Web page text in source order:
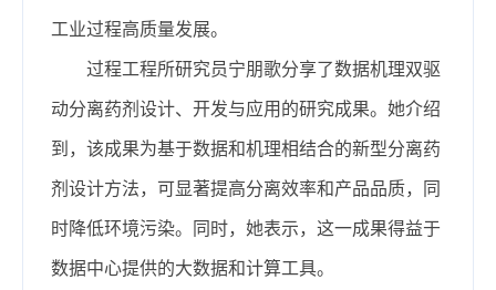
工业过程高质量发展。
过程工程所研究员宁朋歌分享了数据机理双驱
动分离药剂设计、开发与应用的研究成果。她介绍
到，该成果为基于数据和机理相结合的新型分离药
剂设计方法，可显著提高分离效率和产品品质，同
时降低环境污染。同时，她表示，这一成果得益于
数据中心提供的大数据和计算工具。